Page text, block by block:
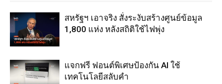
สหรัฐฯ เอาจริง สั่งระงับสร้างศูนย์ข้อมูล
1,800 แห่ง หลังสถิติใช้ไฟพุ่ง
แจกฟรี ฟอนต์พิเศษป้องกัน AI ใช้
เทคโนโลยีสลับคำ